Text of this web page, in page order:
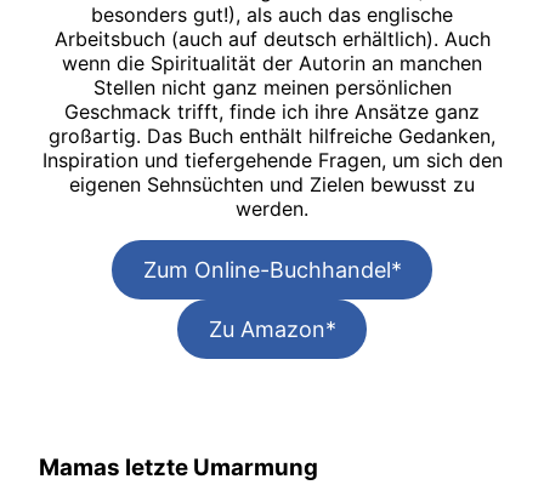
besonders gut!), als auch das englische
Arbeitsbuch (auch auf deutsch erhältlich). Auch
wenn die Spiritualität der Autorin an manchen
Stellen nicht ganz meinen persönlichen
Geschmack trifft, finde ich ihre Ansätze ganz
großartig. Das Buch enthält hilfreiche Gedanken,
Inspiration und tiefergehende Fragen, um sich den
eigenen Sehnsüchten und Zielen bewusst zu
werden.
Zum Online-Buchhandel*
Zu Amazon*
Mamas letzte Umarmung